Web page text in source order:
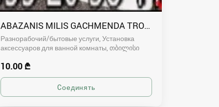
ABAZANIS MILIS GACHMENDA TROSI 555203811
Разнорабочий/бытовые услуги, Установка
аксессуаров для ванной комнаты თბილისი
10.00 ₾